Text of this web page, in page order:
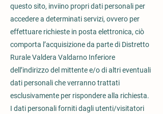
questo sito, inviino propri dati personali per
accedere a determinati servizi, ovvero per
effettuare richieste in posta elettronica, ciò
comporta l’acquisizione da parte di Distretto
Rurale Valdera Valdarno Inferiore
dell’indirizzo del mittente e/o di altri eventuali
dati personali che verranno trattati
esclusivamente per rispondere alla richiesta.
I dati personali forniti dagli utenti/visitatori